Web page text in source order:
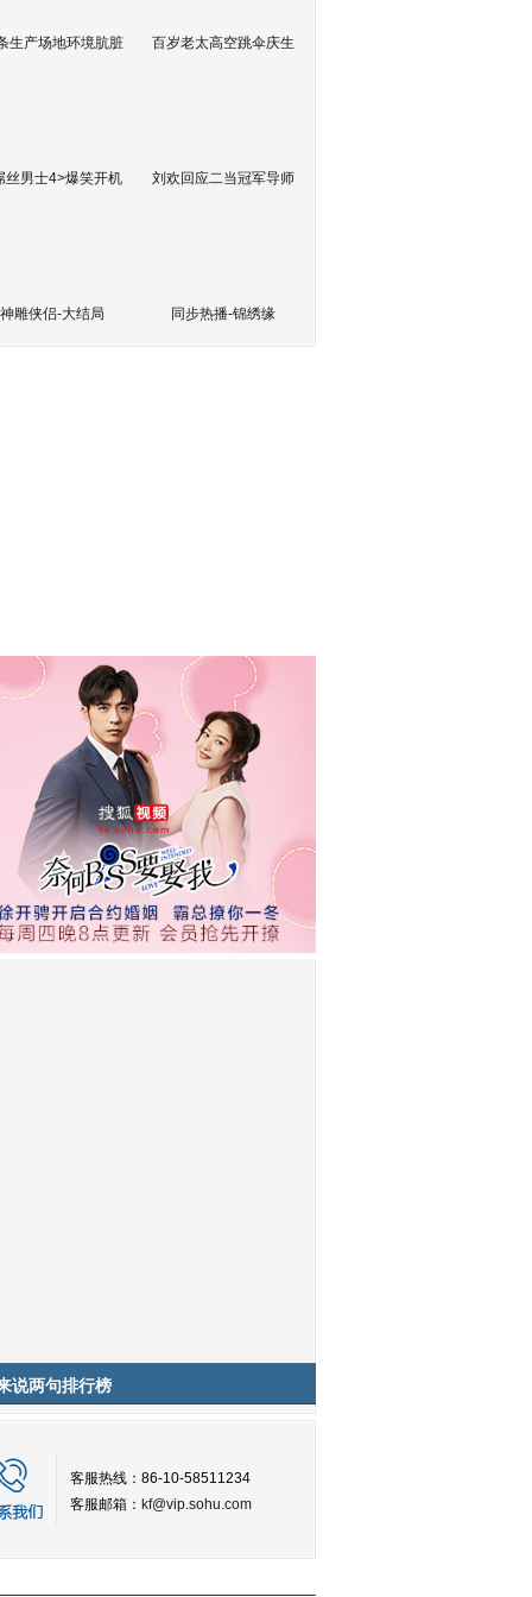
生产场地环境肮脏 百岁老太高空跳伞庆生
丝男士4>爆笑开机 刘欢回应二当冠军导师
神雕侠侣-大结局 同步热播-锦绣缘
说两句排行榜
客服热线：86-10-58511234
客服邮箱： kf@vip.sohu.com